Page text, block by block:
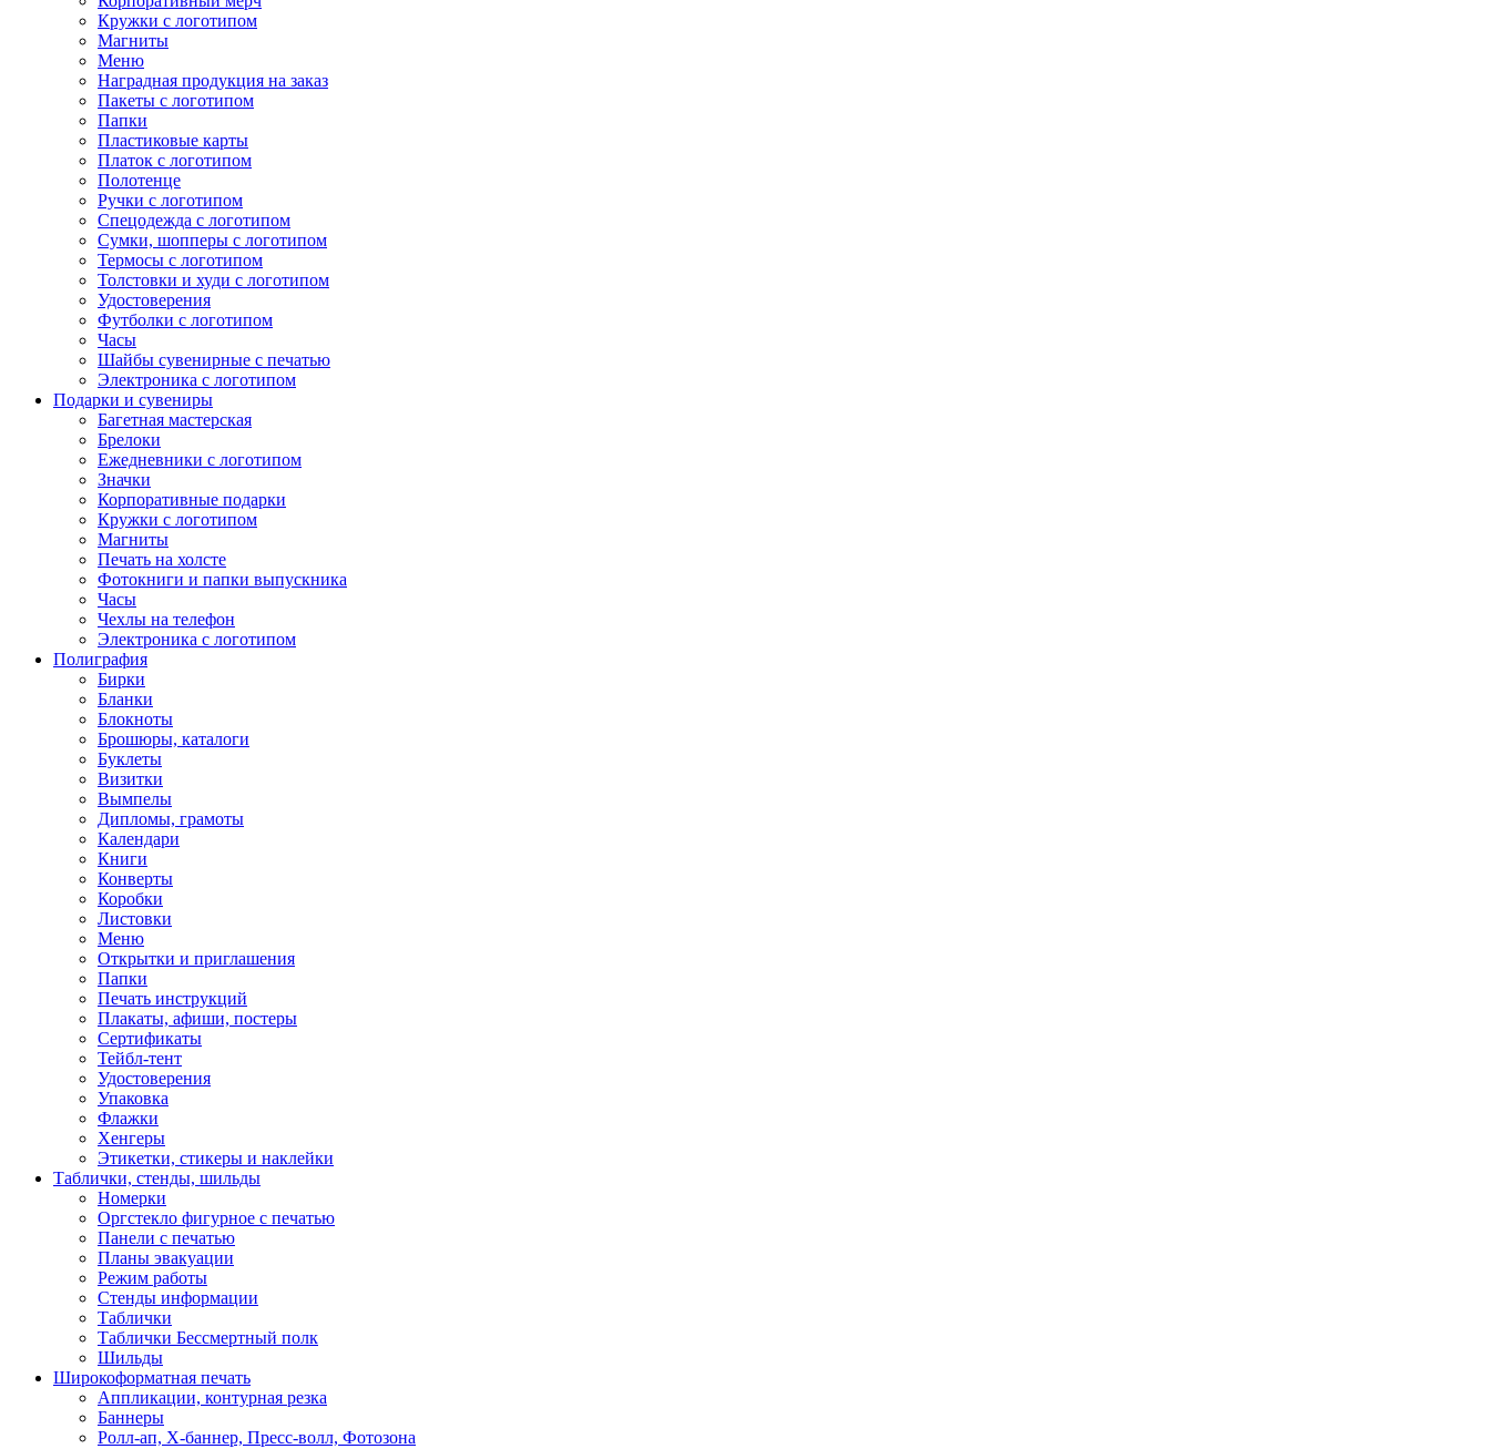
Кружки с логотипом
Магниты
Меню
Наградная продукция на заказ
Пакеты с логотипом
Папки
Пластиковые карты
Платок с логотипом
Полотенце
Ручки с логотипом
Спецодежда с логотипом
Сумки, шопперы с логотипом
Термосы с логотипом
Толстовки и худи с логотипом
Удостоверения
Футболки с логотипом
Часы
Шайбы сувенирные с печатью
Электроника с логотипом
Подарки и сувениры
Багетная мастерская
Брелоки
Ежедневники с логотипом
Значки
Корпоративные подарки
Кружки с логотипом
Магниты
Печать на холсте
Фотокниги и папки выпускника
Часы
Чехлы на телефон
Электроника с логотипом
Полиграфия
Бирки
Бланки
Блокноты
Брошюры, каталоги
Буклеты
Визитки
Вымпелы
Дипломы, грамоты
Календари
Книги
Конверты
Коробки
Листовки
Меню
Открытки и приглашения
Папки
Печать инструкций
Плакаты, афиши, постеры
Сертификаты
Тейбл-тент
Удостоверения
Упаковка
Флажки
Хенгеры
Этикетки, стикеры и наклейки
Таблички, стенды, шильды
Номерки
Оргстекло фигурное с печатью
Панели с печатью
Планы эвакуации
Режим работы
Стенды информации
Таблички
Таблички Бессмертный полк
Шильды
Широкоформатная печать
Аппликации, контурная резка
Баннеры
Ролл-ап, X-баннер, Пресс-волл, Фотозона